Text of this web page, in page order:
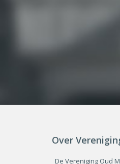
Over
De Vereniging Oud